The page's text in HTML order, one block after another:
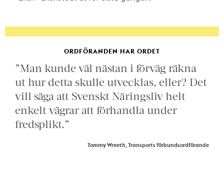
ORDFÖRANDEN HAR ORDET
”Man kunde väl nästan i förväg räkna
ut hur detta skulle utvecklas, eller? Det
vill säga att Svenskt Näringsliv helt
enkelt vägrar att förhandla under
fredsplikt.”
Tommy Wreeth, Transports förbundsordförande